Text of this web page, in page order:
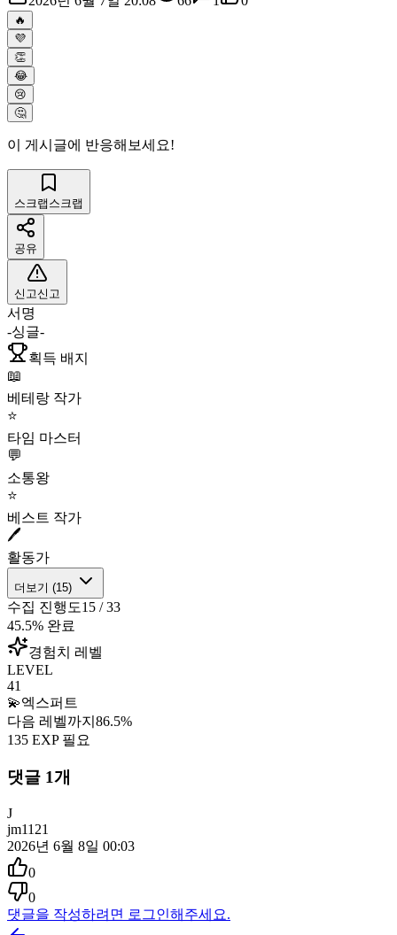
🔥
💜
👏
😂
😢
🤔
이 게시글에 반응해보세요!
스크랩 스크랩
공유
신고신고
서명
-싱글-
획득 배지
📖
베테랑 작가
⭐
타임 마스터
💬
소통왕
⭐
베스트 작가
🖊️
활동가
더보기 (15)
수집 진행도15 /33
45.5% 완료
경험치 레벨
LEVEL
41
💫엑스퍼트
다음 레벨까지 86.5%
135 EXP 필요
댓글 1개
J
jm1121
2026년 6월 8일 00:03
0
0
댓글을 작성하려면 로그인해주세요.